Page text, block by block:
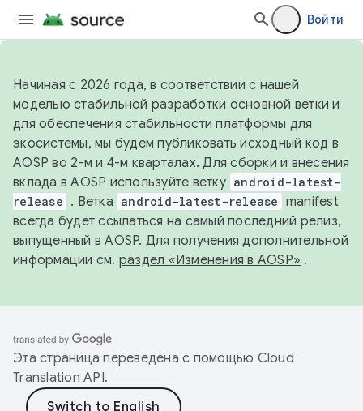
Войти
Начиная с 2026 года, в соответствии с нашей
моделью стабильной разработки основной ветки и
для обеспечения стабильности платформы для
экосистемы, мы будем публиковать исходный код в
AOSP во 2-м и 4-м кварталах. Для сборки и внесения
вклада в AOSP используйте ветку android-latest-
release . Ветка android-latest-release manifest
всегда будет ссылаться на самый последний релиз,
выпущенный в AOSP. Для получения дополнительной
информации см. раздел «Изменения в AOSP» .
Эта страница переведена с помощью Cloud
Translation API.